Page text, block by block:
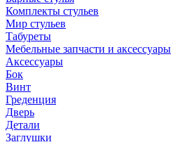
Комплекты стульев
Мир стульев
Табуреты
Мебельные запчасти и аксессуары
Аксессуары
Бок
Винт
Греденция
Дверь
Детали
Заглушки